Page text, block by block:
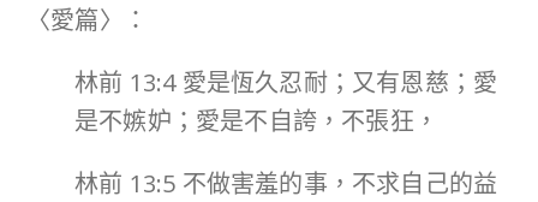
〈愛篇〉：
林前 13:4 愛是恆久忍耐；又有恩慈；愛
是不嫉妒；愛是不自誇，不張狂，
林前 13:5 不做害羞的事，不求自己的益